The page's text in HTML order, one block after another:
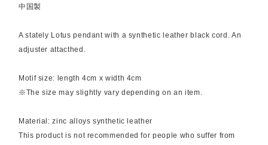
中国製
A stately Lotus pendant with a synthetic leather black cord. An
adjuster attacthed.
Motif size: length 4cm x width 4cm
※The size may slightly vary depending on an item.
Material: zinc alloys synthetic leather
This product is not recommended for people who suffer from